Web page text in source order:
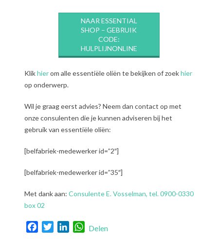
NAAR ESSENTIAL
SHOP – GEBRUIK
CODE:
HULPLIJNONLINE
Klikhierom alle essentiële oliën te bekijken of zoekhier
op onderwerp.
Wil je graag eerst advies? Neem dan contact op met
onze consulenten die je kunnen adviseren bij het
gebruik van essentiële oliën:
[belfabriek-medewerker id=”2″]
[belfabriek-medewerker id=”35″]
Met dank aan: Consulente E. Vosselman, tel. 0900-0330
box 02
FacebookTwitterLinkedInWhatsApp
Delen